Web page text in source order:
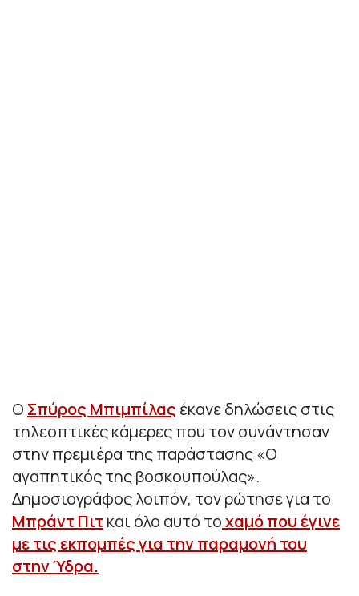
Ο Σπύρος Μπιμπίλας έκανε δηλώσεις στις
τηλεοπτικές κάμερες που τον συνάντησαν
στην πρεμιέρα της παράστασης «Ο
αγαπητικός της βοσκουπούλας».
Δημοσιογράφος λοιπόν, τον ρώτησε για το
Μπράντ Πιτ και όλο αυτό τοχαμό που έγινε
με τις εκπομπές για την παραμονή του
στην Ύδρα.